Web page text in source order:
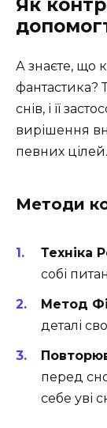
А знаєте, що
фантастика?
снів, і її
вирішення
певних цілей.
Методи
Техніка
собі
Метод
деталі
перед
себе уві